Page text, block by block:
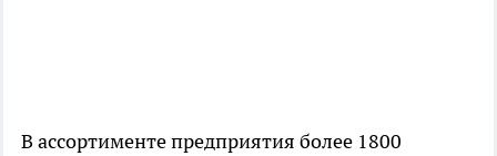
В ассортименте предприятия более 1800